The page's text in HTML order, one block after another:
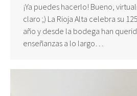
¡Ya puedes hacerlo! Bueno,
claro ;) La Rioja Alta celebra su
año y desde la bodega han
enseñanzas a lo largo…